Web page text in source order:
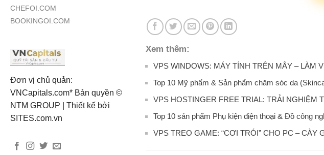
CHEFOI.COM
BOOKINGOI.COM
Đơn vị chủ quản:
VNCapitals.com* Bản quyền ©
NTM GROUP | Thiết kế bởi
SITES.com.vn
Xem thêm:
VPS WINDOWS: MÁY TÍNH TRÊN MÂY – LÀM
Top 10 Mỹ phẩm & Sản phẩm chăm sóc da
VPS HOSTINGER FREE TRIAL: TRẢI NGHIỆM
Top 10 sản phẩm Phụ kiện điện thoại & Đồ công
VPS TREO GAME: “CƠI TRÓI” CHO PC –